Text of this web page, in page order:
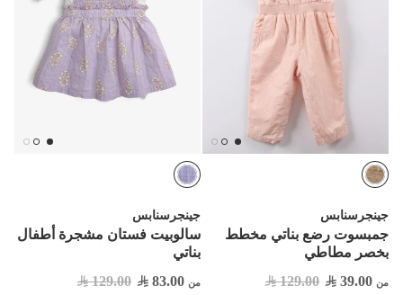
جينجرسنابس
جمبسوت رضع بناتي مخطط
بخصر مطاطي
من 39.00
129.00
جينجرسنابس
سالوبيت فستان مشجرة أطفال
بناتي
من 83.00
129.00